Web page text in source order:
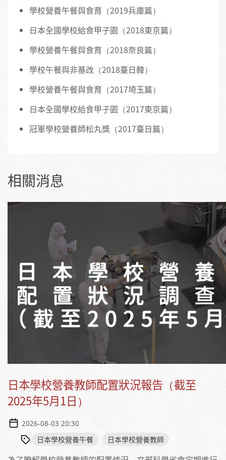
學校營養午餐與食育（2019兵庫篇）
日本全國學校給食甲子園（2018東京篇）
學校營養午餐與食育（2018奈良篇）
學校午餐與非基改（2018臺日韓）
學校營養午餐與食育（2017埼玉篇）
日本全國學校給食甲子園（2017東京篇）
冠軍學校營養師松丸獎（2017臺日篇）
相關消息
日本學校營養教師配置狀況報告（截至
2025年5月1日）
2026-08-03 20:30
日本學校營養午餐 日本學校營養教師